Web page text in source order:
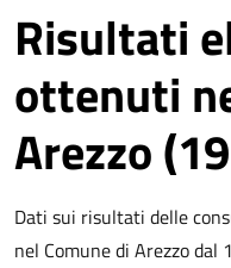
Risultati
ottenuti
Arezzo
Descrizione breve
Dati sui risultati delle
nel Comune di Arezzo dal